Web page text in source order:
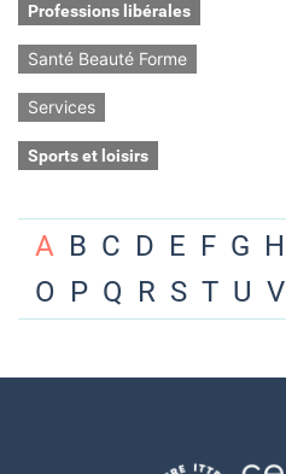
Professions libérales
Santé Beauté Forme
Services
Sports et loisirs
A B C D E F G H
O P Q R S T U V